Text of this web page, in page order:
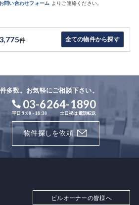
問い合わせフォーム よりご連絡ください。
3,775件 全ての物件から探す
多数。お気軽にご相談下さい。
03-6264-1890
平日 9:00 - 18:30 土日祝は電話転送
物件探しを依頼
ビルオーナーの皆様へ